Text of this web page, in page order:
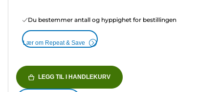
Du bestemmer antall og hyppighet for bestillingen
Lær om Repeat & Save
LEGG TIL I HANDLEKURV